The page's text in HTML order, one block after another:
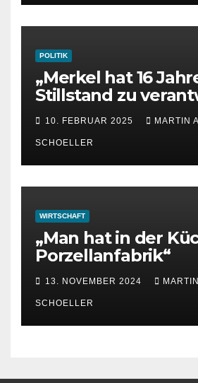
POLITIK
„Merkel hat 16
Stillstand zu
10. FEBRUAR 2025 MARTIN
SCHOELLER
WIRTSCHAFT
„Man hat in der
Porzellanfabrik“
13. NOVEMBER 2024
SCHOELLER